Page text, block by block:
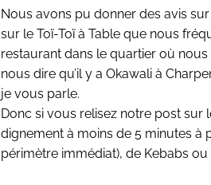
Nous avons pu donner des avis sur
sur leToï-Toï à Table que nous
restaurant dans le quartier où
nous dire qu’il y a Okawali à
je vous parle.
Donc si vous relisez notre post sur
dignement à moins de 5 minutes à
périmètre immédiat), de Kebabs